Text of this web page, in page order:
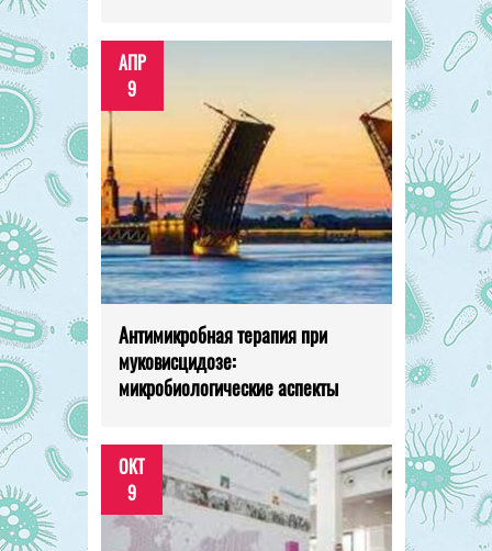
АПР
9
Антимикробная терапия при
муковисцидозе:
микробиологические аспекты
ОКТ
9